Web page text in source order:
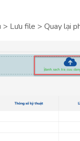
Lưu file > Quay lại